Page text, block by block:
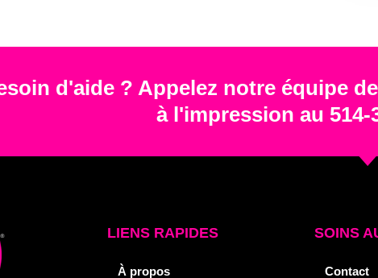
d'aide ? Appelez notre équipe
à l'impression au 514-
LIENS RAPIDES
À propos
SOINS
Contact